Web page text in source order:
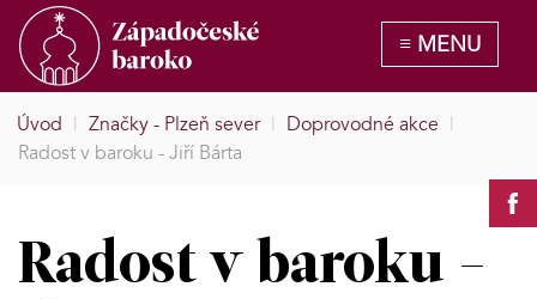
Úvod | Značky - Plzeň sever | Doprovodné akce |
Radost v baroku - Jiří Bárta
Radost v baroku -